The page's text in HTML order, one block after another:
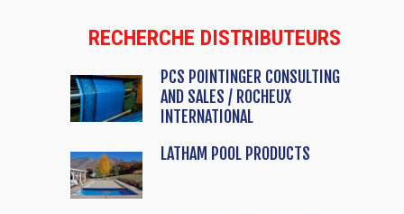
RECHERCHE DISTRIBUTEURS
PCS POINTINGER CONSULTING
AND SALES / ROCHEUX
INTERNATIONAL
LATHAM POOL PRODUCTS